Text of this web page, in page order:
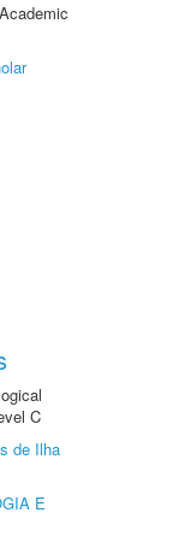
C
de Ilha
E